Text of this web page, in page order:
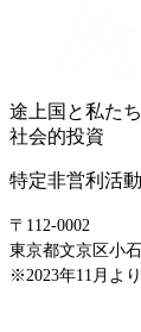
途上国と私た
社会的投資
特定非営利活
〒112-0002
東京都文京区小
※2023年11月よ